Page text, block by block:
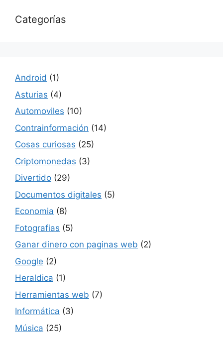
Categorías
Android (1)
Asturias (4)
Automoviles (10)
Contrainformación (14)
Cosas curiosas (25)
Criptomonedas (3)
Divertido (29)
Documentos digitales (5)
Economia (8)
Fotografias (5)
Ganar dinero con paginas web (2)
Google (2)
Heraldica (1)
Herramientas web (7)
Informática (3)
Música (25)